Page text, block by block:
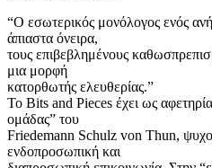
“Ο εσωτερικός μονόλογος ενός
άπιαστα όνειρα,
τους επιβεβλημένους
μια μορφή
κατορθωτής ελευθερίας.”
Το Bits and Pieces έχει ως
ομάδας” του
Friedemann Schulz von Thun,
ενδοπροσωπική και